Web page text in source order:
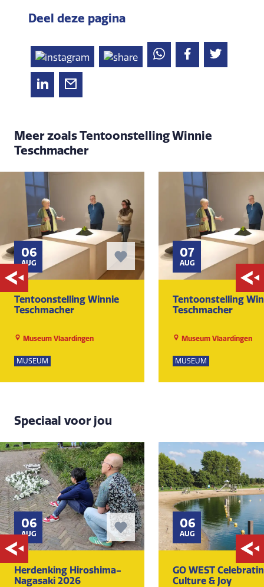
Deel deze pagina
Meer zoals Tentoonstelling Winnie
Teschmacher
06
AUG
Tentoonstelling Winnie
Teschmacher
Museum Vlaardingen
MUSEUM
07
AUG
Tentoonstelling
Teschmacher
Museum Vlaardingen
MUSEUM
Speciaal voor jou
06
AUG
Herdenking Hiroshima-
Nagasaki 2026
06
AUG
GO WEST
Culture & Joy